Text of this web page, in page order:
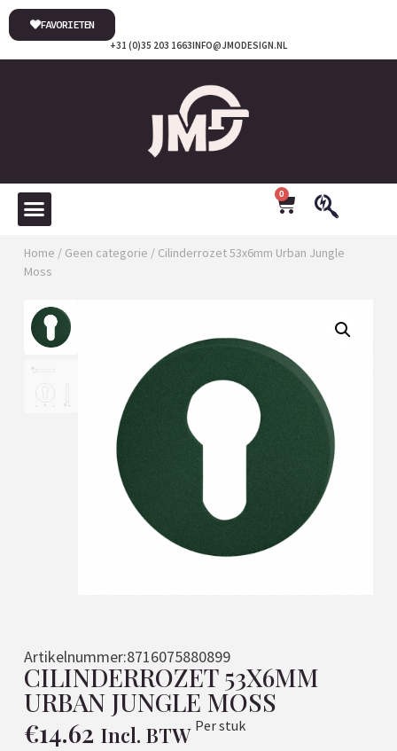
INFO@JMODESIGN.NL
+31 (0)35 203 1663
FAVORIETEN
0
Home / Geen categorie / Cilinderrozet 53x6mm Urban Jungle
Moss
Artikelnummer:8716075880899
CILINDERROZET 53X6MM
URBAN JUNGLE MOSS
€14.62 Incl. BTW Per stuk